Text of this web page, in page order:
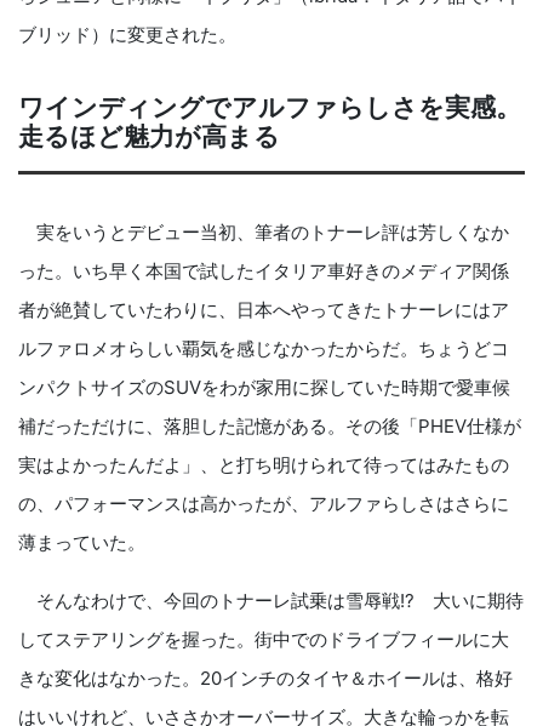
ブリッド）に変更された。
ワインディングでアルファらしさを実感。
走るほど魅力が高まる
実をいうとデビュー当初、筆者のトナーレ評は芳しくなか
った。いち早く本国で試したイタリア車好きのメディア関係
者が絶賛していたわりに、日本へやってきたトナーレにはア
ルファロメオらしい覇気を感じなかったからだ。ちょうどコ
ンパクトサイズのSUVをわが家用に探していた時期で愛車候
補だっただけに、落胆した記憶がある。その後「PHEV仕様が
実はよかったんだよ」、と打ち明けられて待ってはみたもの
の、パフォーマンスは高かったが、アルファらしさはさらに
薄まっていた。
そんなわけで、今回のトナーレ試乗は雪辱戦!? 大いに期待
してステアリングを握った。街中でのドライブフィールに大
きな変化はなかった。20インチのタイヤ＆ホイールは、格好
はいいけれど、いささかオーバーサイズ。大きな輪っかを転